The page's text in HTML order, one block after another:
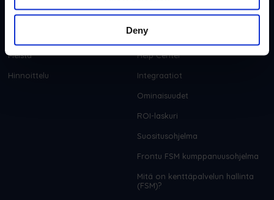
Deny
Meistä
Hinnoittelu
Resurssit
Help Center
Integraatiot
Ominaisuudet
ROI-laskuri
Suositusohjelma
Frontu FSM kumppanuusohjelma
Mitä on kenttäpalvelun hallinta
(FSM)?